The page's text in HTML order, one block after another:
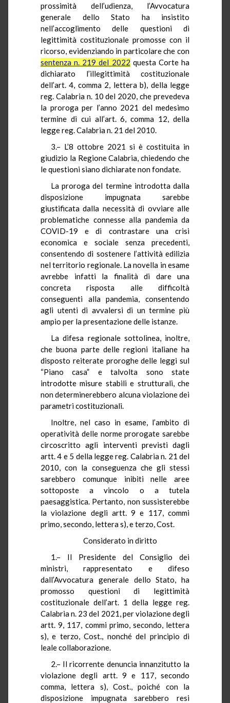
prossimità dell’udienza, l’Avvocatura
generale dello Stato ha insistito
nell’accoglimento delle questioni di
legittimità costituzionale promosse con il
ricorso, evidenziando in particolare che con
sentenza n. 219 del 2022 questa Corte ha
dichiarato l’illegittimità costituzionale
dell’art. 4, comma 2, lettera b), della legge
reg. Calabria n. 10 del 2020, che prevedeva
la proroga per l’anno 2021 del medesimo
termine di cui all’art. 6, comma 12, della
legge reg. Calabria n. 21 del 2010.
3.– L’8 ottobre 2021 si è costituita in
giudizio la Regione Calabria, chiedendo che
le questioni siano dichiarate non fondate.
La proroga del termine introdotta dalla
disposizione impugnata sarebbe
giustificata dalla necessità di ovviare alle
problematiche connesse alla pandemia da
COVID-19 e di contrastare una crisi
economica e sociale senza precedenti,
consentendo di sostenere l’attività edilizia
nel territorio regionale. La novella in esame
avrebbe infatti la finalità di dare una
concreta risposta alle difficoltà
conseguenti alla pandemia, consentendo
agli utenti di avvalersi di un termine più
ampio per la presentazione delle istanze.
La difesa regionale sottolinea, inoltre,
che buona parte delle regioni italiane ha
disposto reiterate proroghe delle leggi sul
“Piano casa” e talvolta sono state
introdotte misure stabili e strutturali, che
non determinerebbero alcuna violazione dei
parametri costituzionali.
Inoltre, nel caso in esame, l’ambito di
operatività delle norme prorogate sarebbe
circoscritto agli interventi previsti dagli
artt. 4 e 5 della legge reg. Calabria n. 21 del
2010, con la conseguenza che gli stessi
sarebbero comunque inibiti nelle aree
sottoposte a vincolo o a tutela
paesaggistica. Pertanto, non sussisterebbe
la violazione degli artt. 9 e 117, commi
primo, secondo, lettera s), e terzo, Cost.
Considerato in diritto
1.– Il Presidente del Consiglio dei
ministri, rappresentato e difeso
dall’Avvocatura generale dello Stato, ha
promosso questioni di legittimità
costituzionale dell’art. 1 della legge reg.
Calabria n. 23 del 2021, per violazione degli
artt. 9, 117, commi primo, secondo, lettera
s), e terzo, Cost., nonché del principio di
leale collaborazione.
2.– Il ricorrente denuncia innanzitutto la
violazione degli artt. 9 e 117, secondo
comma, lettera s), Cost., poiché con la
disposizione impugnata sarebbero resi